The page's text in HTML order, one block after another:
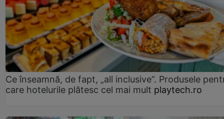
Ce înseamnă, de fapt, „all inclusive”. Produsele
care hotelurile plătesc cel mai mult playtech.ro